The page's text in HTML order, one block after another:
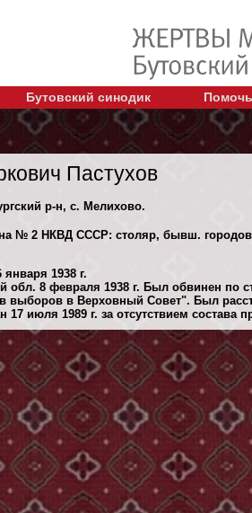
Бутовский синодик
Пастухов
р-н, с. Мелихово.
№ 2 НКВД СССР: столяр, бывш.
1938 г.
8 февраля 1938 г. Был обвинен по
выборов в Верховный Совет". Был
июля 1989 г. за отсутствием состава